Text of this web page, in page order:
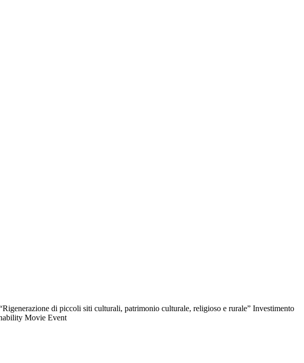
di piccoli siti culturali, patrimonio culturale, religioso e rurale” Investimento
Movie Event